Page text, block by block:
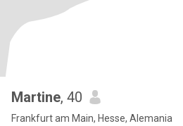
Martine, 40
Frankfurt am Main, Hesse, Alemania